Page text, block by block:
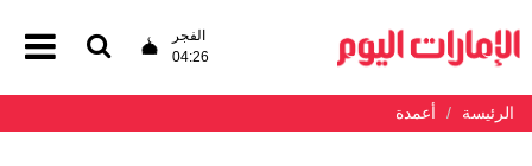
الفجر
04:26
الرئيسة أعمدة